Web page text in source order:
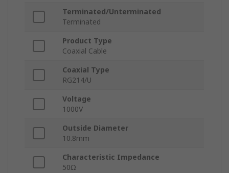
Terminated/Unterminated
Terminated
Product Type
Coaxial Cable
Coaxial Type
RG214/U
Voltage
1000V
Outside Diameter
10.8mm
Characteristic Impedance
50Ω